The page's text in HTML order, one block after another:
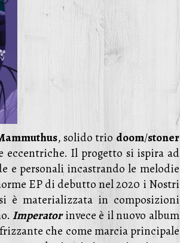
, solido trio doom/stoner
eccentriche. Il progetto si ispira ad
e personali incastrando le melodie
EP di debutto nel 2020 i Nostri
è materializzata in composizioni
Imperatorinvece è il nuovo album
che come marcia principale